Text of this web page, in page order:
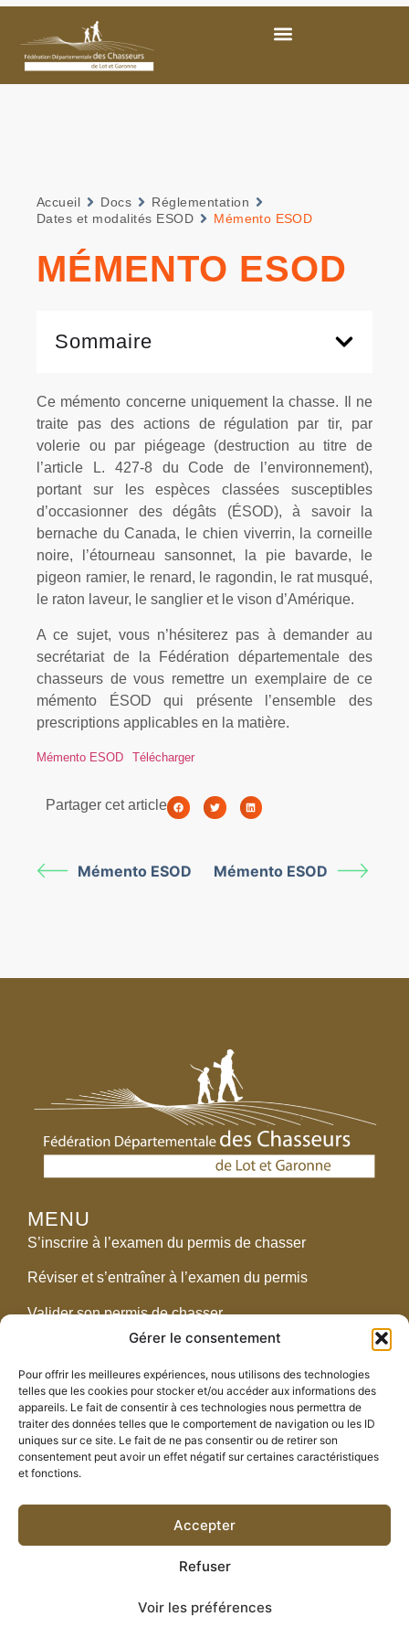
Gérer le consentement
Pour offrir les meilleures expériences, nous utilisons des technologies
telles que les cookies pour stocker et/ou accéder aux informations des
appareils. Le fait de consentir à ces technologies nous permettra de
traiter des données telles que le comportement de navigation ou les ID
uniques sur ce site. Le fait de ne pas consentir ou de retirer son
consentement peut avoir un effet négatif sur certaines caractéristiques
et fonctions.
Accepter
Refuser
Voir les préférences
Accueil Docs
Réglementation
Dates et modalités ESOD
Mémento ESOD
MÉMENTO ESOD
Sommaire
Ce mémento concerne uniquement la chasse. Il ne
traite pas des actions de régulation par tir, par
volerie ou par piégeage (destruction au titre de
l’article L. 427-8 du Code de l’environnement),
portant sur les espèces classées susceptibles
d’occasionner des dégâts (ÉSOD), à savoir la
bernache du Canada, le chien viverrin, la corneille
noire, l’étourneau sansonnet, la pie bavarde, le
pigeon ramier, le renard, le ragondin, le rat musqué,
le raton laveur, le sanglier et le vison d’Amérique.
A ce sujet, vous n’hésiterez pas à demander au
secrétariat de la Fédération départementale des
chasseurs de vous remettre un exemplaire de ce
mémento ÉSOD qui présente l’ensemble des
prescriptions applicables en la matière.
Mémento ESOD Télécharger
Partager cet article
Mémento ESOD Mémento ESOD
MENU
S’inscrire à l’examen du permis de chasser
Réviser et s’entraîner à l’examen du permis
Valider son permis de chasser
CONTACT
2438 route de Pompogne – 47700 Fargues-sur-
Ourbise
05 53 89 89 00